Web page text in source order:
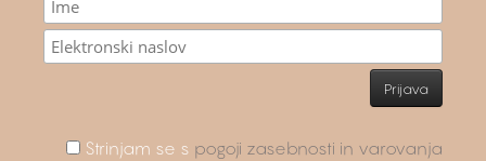
Strinjam se s pogoji zasebnosti in varovanja